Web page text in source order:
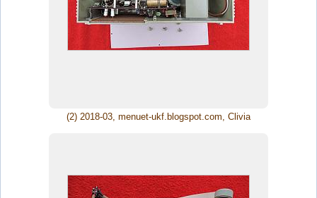
(2) 2018-03, menuet-ukf.blogspot.com, Clivia